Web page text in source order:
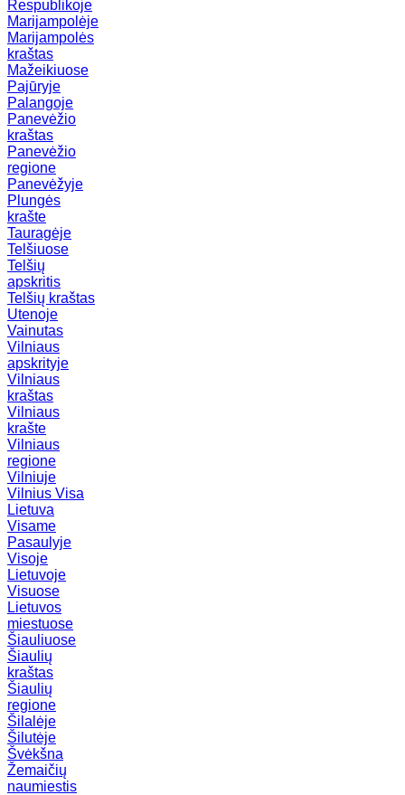
Respublikoje
Marijampolėje
Marijampolės
kraštas
Mažeikiuose
Pajūryje
Palangoje
Panevėžio
kraštas
Panevėžio
regione
Panevėžyje
Plungės
krašte
Tauragėje
Telšiuose
Telšių
apskritis
Telšių kraštas
Utenoje
Vainutas
Vilniaus
apskrityje
Vilniaus
kraštas
Vilniaus
krašte
Vilniaus
regione
Vilniuje
Vilnius Visa
Lietuva
Visame
Pasaulyje
Visoje
Lietuvoje
Visuose
Lietuvos
miestuose
Šiauliuose
Šiaulių
kraštas
Šiaulių
regione
Šilalėje
Šilutėje
Švėkšna
Žemaičių
naumiestis